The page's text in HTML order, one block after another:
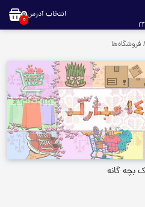
انتخاب آدرس0
/ فروشگاه‌ها
بچه گانه